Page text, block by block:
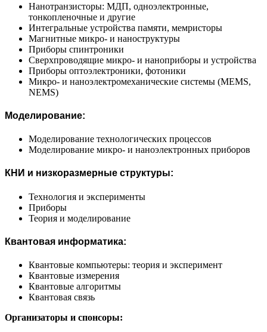
Нанотранзисторы: МДП, одноэлектронные,
тонкопленочные и другие
Интегральные устройства памяти, мемристоры
Магнитные микро- и наноструктуры
Приборы спинтроники
Сверхпроводящие микро- и наноприборы и устройства
Приборы оптоэлектроники, фотоники
Микро- и наноэлектромеханические системы (MEMS,
NEMS)
Моделирование:
Моделирование технологических процессов
Моделирование микро- и наноэлектронных приборов
КНИ и низкоразмерные структуры:
Технология и эксперименты
Приборы
Теория и моделирование
Квантовая информатика:
Квантовые компьютеры: теория и эксперимент
Квантовые измерения
Квантовые алгоритмы
Квантовая связь
Организаторы и спонсоры: